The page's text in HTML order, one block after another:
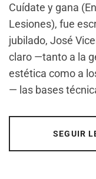
Cuídate y gana
Lesiones), fue
jubilado, José
claro —tanto a la
estética como a
— las bases
SEGUIR